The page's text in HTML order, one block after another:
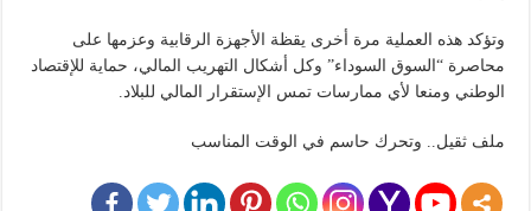
وتؤكد هذه العملية مرة أخرى يقظة الأجهزة الرقابية وعزمها على
محاصرة “السوق السوداء” وكل أشكال التهريب المالي، حماية للإقتصاد
الوطني ومنعا لأي ممارسات تمس الإستقرار المالي للبلاد.
ملف ثقيل.. وتحرك حاسم في الوقت المناسب